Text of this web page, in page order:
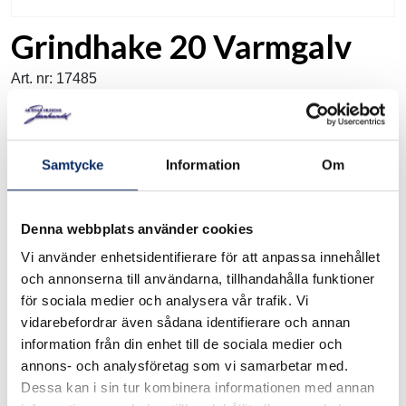
Samtycke Information Om
Denna webbplats använder cookies
Vi använder enhetsidentifierare för att anpassa innehållet
och annonserna till användarna, tillhandahålla funktioner
för sociala medier och analysera vår trafik. Vi
vidarebefordrar även sådana identifierare och annan
information från din enhet till de sociala medier och
annons- och analysföretag som vi samarbetar med.
Dessa kan i sin tur kombinera informationen med annan
Grindhake 20 Varmgalv
Art. nr: 17485
korrosionsskydd. Levereras komplett med skruvar.
Extra bra korrosionsskydd
I lager
Antal
178kr